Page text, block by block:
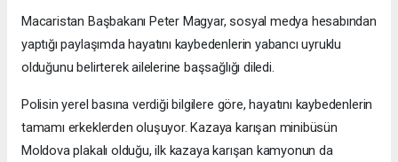
Macaristan Başbakanı Peter Magyar, sosyal medya hesabından
yaptığı paylaşımda hayatını kaybedenlerin yabancı uyruklu
olduğunu belirterek ailelerine başsağlığı diledi.
Polisin yerel basına verdiği bilgilere göre, hayatını kaybedenlerin
tamamı erkeklerden oluşuyor. Kazaya karışan minibüsün
Moldova plakalı olduğu, ilk kazaya karışan kamyonun da